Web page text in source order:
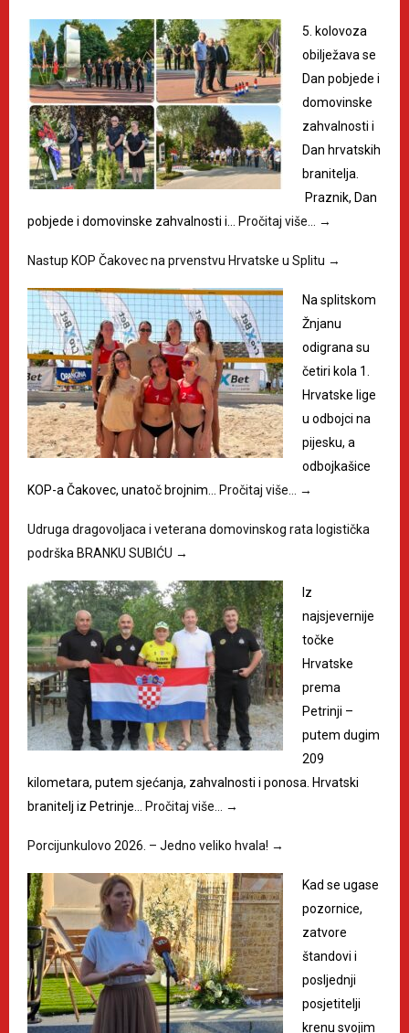
5. kolovoza
obilježava se
Dan pobjede i
domovinske
zahvalnosti i
Dan hrvatskih
branitelja.
Praznik, Dan
pobjede i domovinske zahvalnosti i… Pročitaj više… →
Nastup KOP Čakovec na prvenstvu Hrvatske u Splitu →
Na splitskom
Žnjanu
odigrana su
četiri kola 1.
Hrvatske lige
u odbojci na
pijesku, a
odbojkašice
KOP-a Čakovec, unatoč brojnim… Pročitaj više… →
Udruga dragovoljaca i veterana domovinskog rata logistička
podrška BRANKU SUBIĆU →
Iz
najsjevernije
točke
Hrvatske
prema
Petrinji –
putem dugim
209
kilometara, putem sjećanja, zahvalnosti i ponosa. Hrvatski
branitelj iz Petrinje… Pročitaj više… →
Porcijunkulovo 2026. – Jedno veliko hvala! →
Kad se ugase
pozornice,
zatvore
štandovi i
posljednji
posjetitelji
krenu svojim